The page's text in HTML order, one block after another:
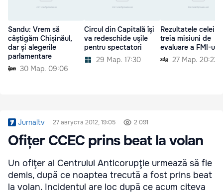
Sandu: Vrem să
câștigăm Chișinăul,
dar și alegerile
parlamentare
30 Мар. 09:06
Circul din Capitală îşi
va redeschide uşile
pentru spectatori
29 Мар. 17:30
Rezultatele celei
treia misiuni de
evaluare a FMI-ului
27 Мар. 20:22
Jurnaltv 27 августа 2012, 19:05 2 091
Ofițer CCEC prins beat la volan
Un ofiţer al Centrului Anticorupţie urmează să fie
demis, după ce noaptea trecută a fost prins beat
la volan. Incidentul are loc după ce acum citeva